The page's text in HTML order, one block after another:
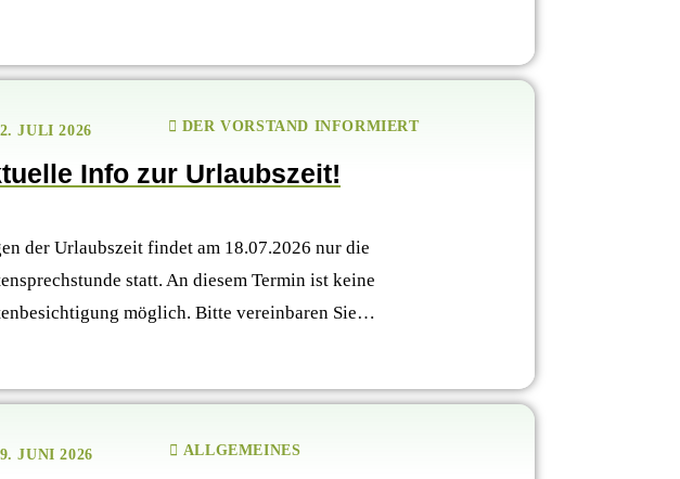
JULI 2026 DER VORSTAND INFORMIERT
Info zur Urlaubszeit!
der Urlaubszeit findet am 18.07.2026 nur die
statt. An diesem Termin ist keine
möglich. Bitte vereinbaren Sie…
JUNI 2026 ALLGEMEINES